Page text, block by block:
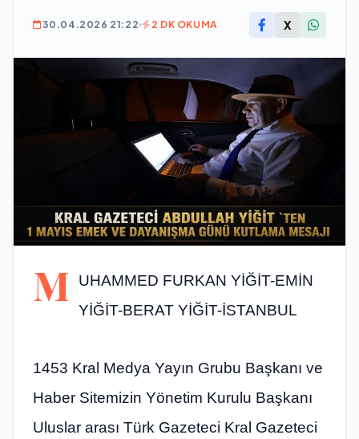
30.04.2026 21:22 2 DK OKUMA X
M
UHAMMED FURKAN YİĞİT-EMİN
YİĞİT-BERAT YİĞİT-İSTANBUL
1453 Kral Medya Yayın Grubu Başkanı ve
Haber Sitemizin Yönetim Kurulu Başkanı
Uluslar arası Türk Gazeteci Kral Gazeteci